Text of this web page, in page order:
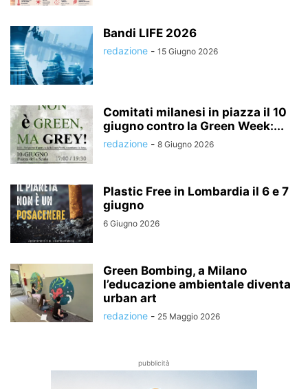
Bandi LIFE 2026
redazione - 15 Giugno 2026
Comitati milanesi in piazza il 10
giugno contro la Green Week:...
redazione - 8 Giugno 2026
Plastic Free in Lombardia il 6 e 7
giugno
6 Giugno 2026
Green Bombing, a Milano
l’educazione ambientale diventa
urban art
redazione - 25 Maggio 2026
pubblicità